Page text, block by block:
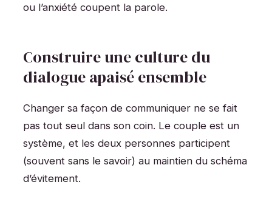
ou l’anxiété coupent la parole.
Construire une culture du
dialogue apaisé ensemble
Changer sa façon de communiquer ne se fait
pas tout seul dans son coin. Le couple est un
système, et les deux personnes participent
(souvent sans le savoir) au maintien du schéma
d’évitement.